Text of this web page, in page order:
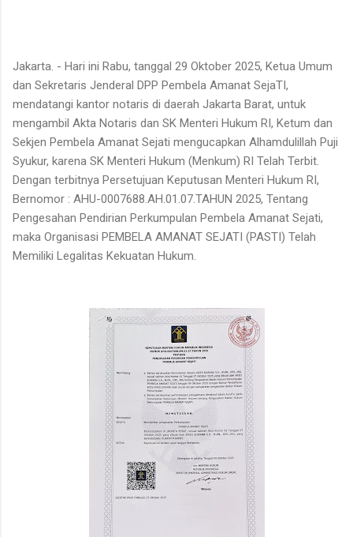
Jakarta. - Hari ini Rabu, tanggal 29 Oktober 2025, Ketua Umum
dan Sekretaris Jenderal DPP Pembela Amanat SejaTI,
mendatangi kantor notaris di daerah Jakarta Barat, untuk
mengambil Akta Notaris dan SK Menteri Hukum RI, Ketum dan
Sekjen Pembela Amanat Sejati mengucapkan Alhamdulillah Puji
Syukur, karena SK Menteri Hukum (Menkum) RI Telah Terbit.
Dengan terbitnya Persetujuan Keputusan Menteri Hukum RI,
Bernomor : AHU-0007688.AH.01.07.TAHUN 2025, Tentang
Pengesahan Pendirian Perkumpulan Pembela Amanat Sejati,
maka Organisasi PEMBELA AMANAT SEJATI (PASTI) Telah
Memiliki Legalitas Kekuatan Hukum.